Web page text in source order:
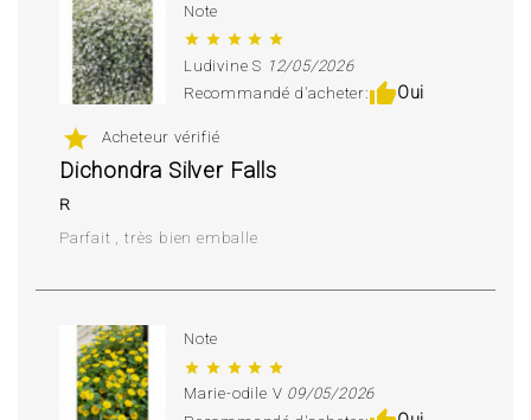
Note
star star star star star
Ludivine S 12/05/2026
Recommandé d'acheter:thumb_upOui
star Acheteur vérifié
Dichondra Silver Falls
R
Parfait , très bien emballe
Note
star star star star star
Marie-odile V 09/05/2026